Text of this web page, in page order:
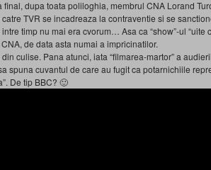
final, dupa toata poliloghia, membrul CNA Lorand
catre TVR se incadreaza la contraventie si se
timp nu mai era cvorum… Asa ca “show”-ul “uite
de data asta numai a impricinatilor.
culise. Pana atunci, iata “filmarea-martor” a
spuna cuvantul de care au fugit ca potarnichiile
De tip BBC? 🙂